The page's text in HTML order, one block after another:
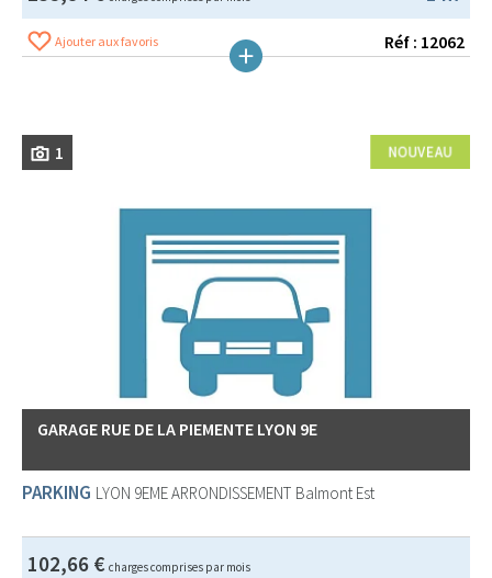
Ajouter aux favoris Réf : 12062
1
GARAGE RUE DE LA PIEMENTE LYON 9E
PARKING LYON 9EME ARRONDISSEMENT Balmont Est
102,66 € charges comprises par mois